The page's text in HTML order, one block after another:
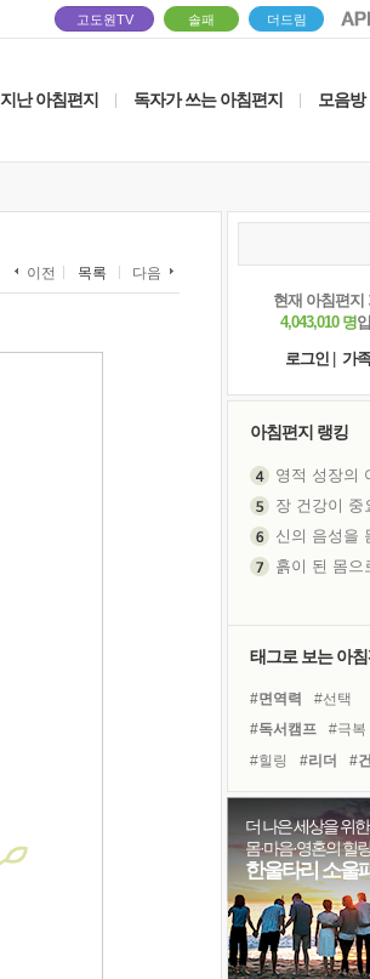
고도원TV 솔패 더드림
지난 아침편지 독자가 쓰는 아침편지 모음방
이전 목록 다음
현재 아침편지
4,043,010 명
로그인
가
아침편지 랭킹
영적 성장의
장 건강이 중
신의 음성을
슬럼프
보고 싶은 어
못된 꼰대들
태그로 보는 아침
#면역력
#선택
#독서캠프
#극복
#힐링
#리더
#
#다짐
#계획
#나
#친구
#바이러스
#아이들
#유튜브
#명상
#비전캠프
#위기
#사람
더 나은 세상을 위한
몸·마음·영혼의 힐
한울타리 소울